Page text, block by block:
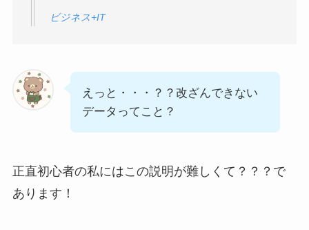
ビジネス+IT
えっと・・・？？改ざんできない
データってこと？
正直初心者の私にはこの説明が難しくて？？？で
あります！